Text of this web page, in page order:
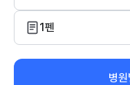
1펜
병